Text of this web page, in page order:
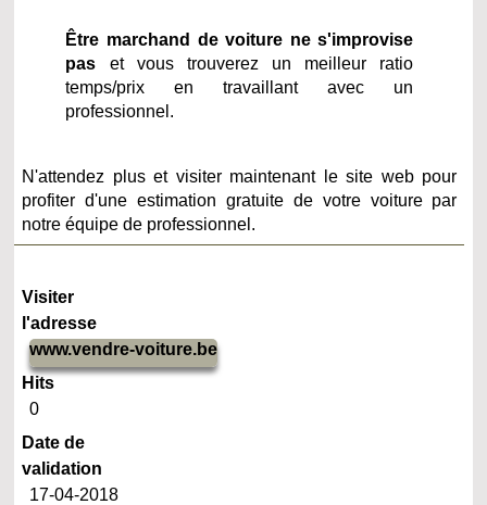
Être marchand de voiture ne s'improvise
pas et vous trouverez un meilleur ratio
temps/prix en travaillant avec un
professionnel.
N'attendez plus et visiter maintenant le site web pour
profiter d'une estimation gratuite de votre voiture par
notre équipe de professionnel.
Visiter
l'adresse
www.vendre-voiture.be
Hits
0
Date de
validation
17-04-2018